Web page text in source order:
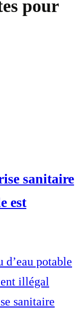
pour
sanitaire
est
d’eau potable
illégal
sanitaire